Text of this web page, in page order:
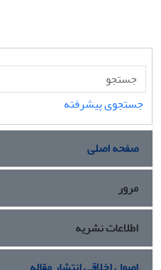
جستجوی پیشرفته
صفحه اصلی
مرور
اطلاعات نشریه